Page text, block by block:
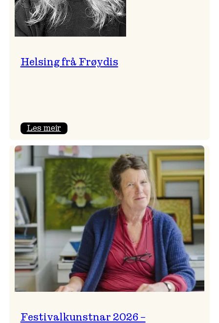
Helsing frå Frøydis
Les meir:
frå
Frøydis
Festivalkunstnar 2026 –